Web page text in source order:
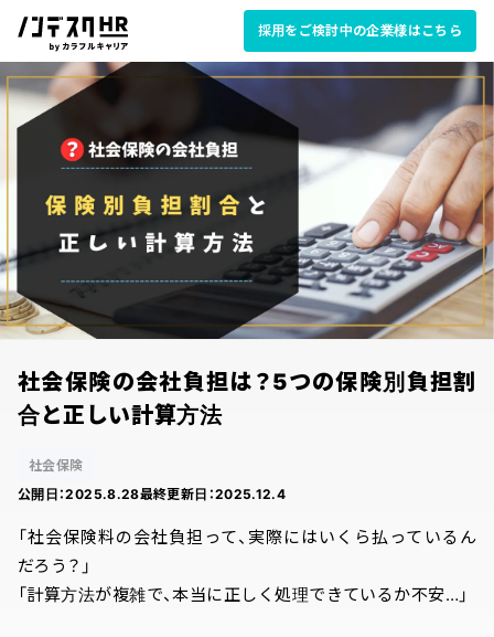
採用をご検討中の企業様はこちら
社会保険の会社負担は？5つの保険別負担割
合と正しい計算方法
社会保険
公開日：2025.8.28最終更新日：2025.12.4
「社会保険料の会社負担って、実際にはいくら払っているん
だろう？」
「計算方法が複雑で、本当に正しく処理できているか不安…」